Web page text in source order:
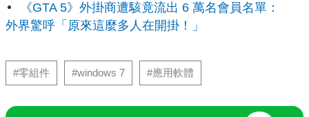
《GTA 5》外掛商遭駭竟流出 6 萬名會員名單：
外界驚呼「原來這麼多人在開掛！」
#零組件 #windows 7 #應用軟體